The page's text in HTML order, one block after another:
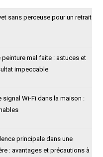
sans perceuse pour un retrait
peinture mal faite : astuces et
impeccable
signal Wi-Fi dans la maison :
principale dans une
: avantages et précautions à